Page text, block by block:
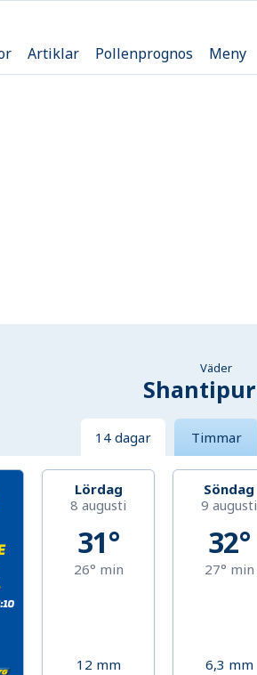
Artiklar Pollenprognos Meny
Väder
Shantipur
14 dagar Timmar
Lördag
8 augusti
31°
26° min
12 mm
Söndag
9 augusti
32°
27° min
6,3 mm